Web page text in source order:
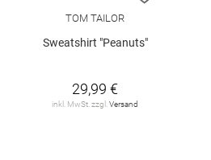
TOM TAILOR
Sweatshirt "Peanuts"
29,99 €
inkl. MwSt. zzgl.Versand